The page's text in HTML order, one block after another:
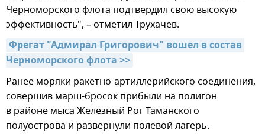
Черноморского флота подтвердил свою высокую
эффективность", – отметил Трухачев.
Фрегат "Адмирал Григорович" вошел в состав
Черноморского флота >>
Ранее моряки ракетно-артиллерийского соединения,
совершив марш-бросок прибыли на полигон
в районе мыса Железный Рог Таманского
полуострова и развернули полевой лагерь.